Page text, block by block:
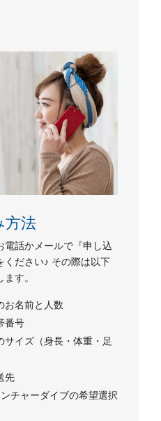
方法
電話かメールで『申し込
ください♪ その際は以下
す。
お名前と人数
番号
サイズ（身長・体重・足
先
チャーダイブの希望選択